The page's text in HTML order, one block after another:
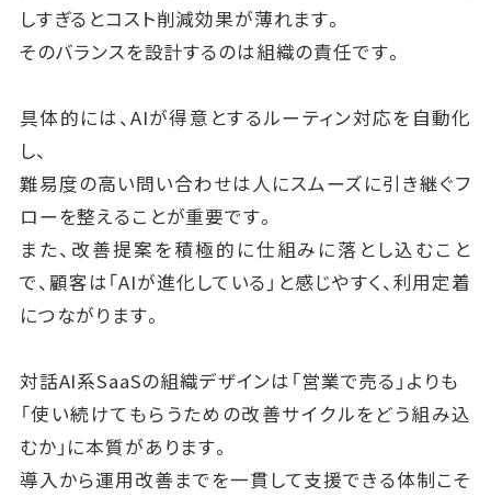
しすぎるとコスト削減効果が薄れます。
そのバランスを設計するのは組織の責任です。
具体的には、AIが得意とするルーティン対応を自動化
し、
難易度の高い問い合わせは人にスムーズに引き継ぐフ
ローを整えることが重要です。
また、改善提案を積極的に仕組みに落とし込むこと
で、顧客は「AIが進化している」と感じやすく、利用定着
につながります。
対話AI系SaaSの組織デザインは「営業で売る」よりも
「使い続けてもらうための改善サイクルをどう組み込
むか」に本質があります。
導入から運用改善までを一貫して支援できる体制こそ